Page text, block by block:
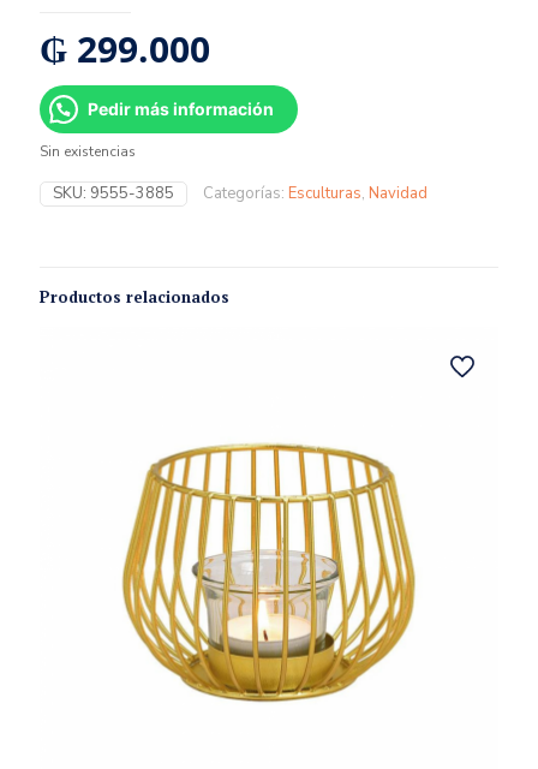
₲ 299.000
Pedir más información
Sin existencias
SKU: 9555-3885 Categorías: Esculturas, Navidad
Productos relacionados